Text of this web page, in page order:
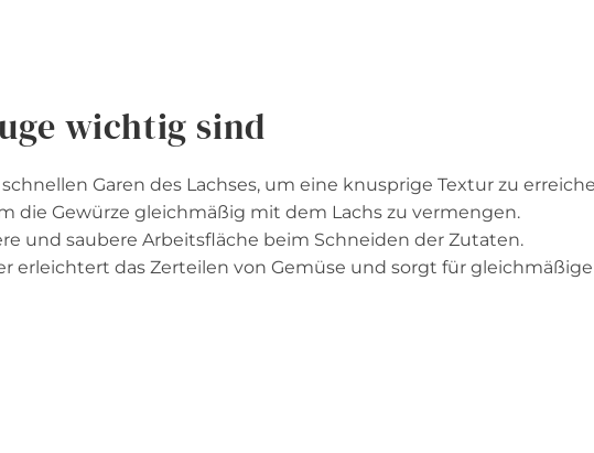
wichtig sind
Garen des Lachses, um eine knusprige Textur zu
die Gewürze gleichmäßig mit dem Lachs zu vermengen.
und saubere Arbeitsfläche beim Schneiden der Zutaten.
erleichtert das Zerteilen von Gemüse und sorgt für gleichmäßige